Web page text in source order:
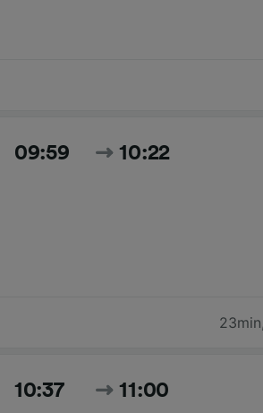
09:59 10:22
23min
10:37 11:00